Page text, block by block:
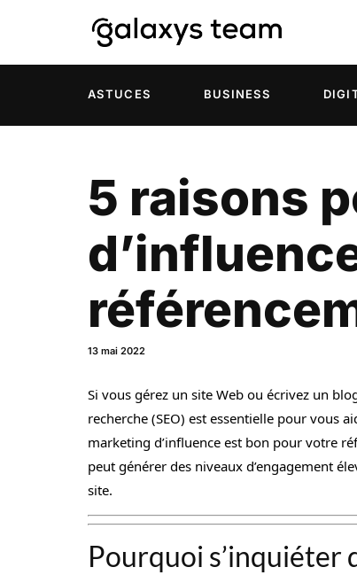
ASTUCES BUSINESS
5 raisons
13 mai 2022
Si vous gérez un site Web ou écrivez un
recherche (SEO) est essentielle pour vous
marketing d’influence est bon pour votre
peut générer des niveaux d’engagement
site.
Pourquoi s’inquiéter